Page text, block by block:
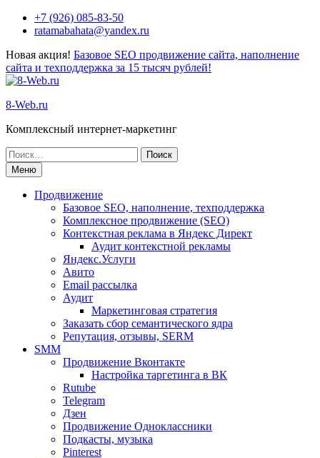
+7 (926) 085-83-50
ratamabahata@yandex.ru
Новая акция! Базовое SEO продвижение сайта, наполнение
сайта и техподдержка за 15 тысяч рублей!
8-Web.ru
Комплексный интернет-маркетинг
Меню
Продвижение
Базовое SEO, наполнение, техподдержка
Комплексное продвижение (SEO)
Контекстная реклама в Яндекс Директ
Аудит контекстной рекламы
Яндекс.Услуги
Авито
Email рассылка
Аудит
Маркетинговая стратегия
Заказать сбор семантического ядра
Репутация, отзывы, SERM
SMM
Продвижение Вконтакте
Настройка таргетинга в ВК
Rutube
Telegram
Дзен
Продвижение Одноклассники
Подкасты, музыка
Pinterest